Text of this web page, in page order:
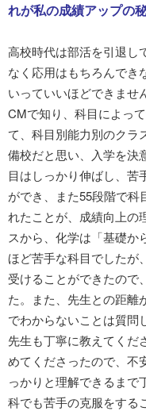
れが私の成績アップの秘
高校時代は部活を引退し
なく応用はもちろんでき
いっていいほどできませ
CMで知り、科目によっ
て、科目別能力別のクラ
備校だと思い、入学を決
目はしっかり伸ばし、苦
ができ、また55段階で科
れたことが、成績向上の
スから、化学は「基礎か
ほど苦手な科目でしたが
受けることができたので
た。また、先生との距離
でわからないことは質問
先生も丁寧に教えてくだ
めてくださったので、不
っかりと理解できるまで
科でも苦手の克服をする